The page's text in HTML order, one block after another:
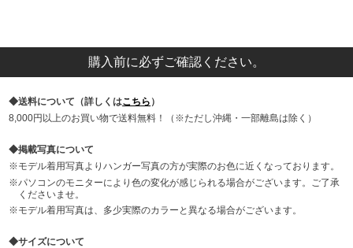
購入前に必ずご確認ください。
送料について（詳しくはこちら ）
8,000円以上のお買い物で送料無料！（※ただし沖縄・一部離島は除く）
掲載写真について
モデル着用写真よりハンガー写真の方が実際のお色に近くなっております。
パソコンのモニターにより色の変化が感じられる場合がございます。ご了承
くださいませ。
モデル着用写真は、多少実際のカラーと異なる場合がございます。
サイズについて